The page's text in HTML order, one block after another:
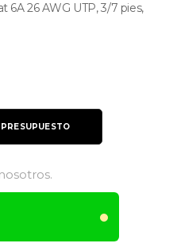
26 AWG UTP, 3/7 pies,